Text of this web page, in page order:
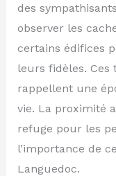
des
observer les
certains édifices
leurs fidèles. Ces
rappellent une
vie. La proximité
refuge pour les
l’importance de
Languedoc.